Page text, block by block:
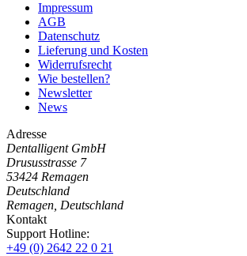
Impressum
AGB
Datenschutz
Lieferung und Kosten
Widerrufsrecht
Wie bestellen?
Newsletter
News
Adresse
Dentalligent GmbH
Drususstrasse 7
53424 Remagen
Deutschland
Remagen, Deutschland
Kontakt
Support Hotline:
+49 (0) 2642 22 0 21